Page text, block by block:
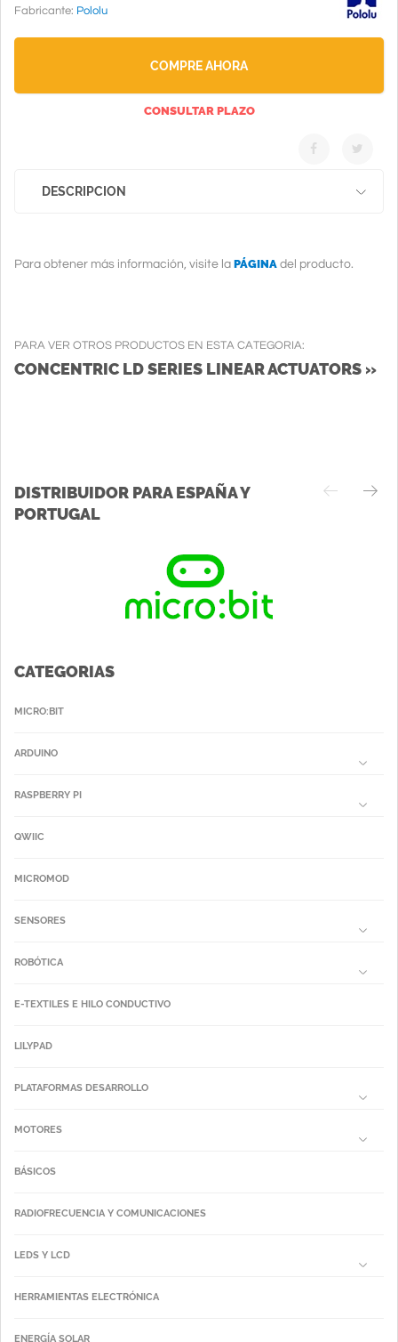
Fabricante: Pololu
COMPRE AHORA
CONSULTAR PLAZO
DESCRIPCION
Para obtener más información, visite la PÁGINA del producto.
PARA VER OTROS PRODUCTOS EN ESTA CATEGORIA:
CONCENTRIC LD SERIES LINEAR ACTUATORS »
DISTRIBUIDOR PARA ESPAÑA Y
PORTUGAL
CATEGORIAS
MICRO:BIT
ARDUINO
RASPBERRY PI
QWIIC
MICROMOD
SENSORES
ROBÓTICA
E-TEXTILES E HILO CONDUCTIVO
LILYPAD
PLATAFORMAS DESARROLLO
MOTORES
BÁSICOS
RADIOFRECUENCIA Y COMUNICACIONES
LEDS Y LCD
HERRAMIENTAS ELECTRÓNICA
ENERGÍA SOLAR